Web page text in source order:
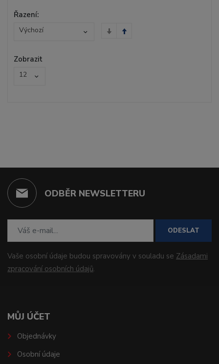
Řazení:
Výchozí
Zobrazit
12
ODBĚR NEWSLETTERU
ODESLAT
Vaše osobní údaje budou spravovány v souladu se Zásadami
zpracování osobních údajů.
MŮJ ÚČET
Objednávky
Osobní údaje